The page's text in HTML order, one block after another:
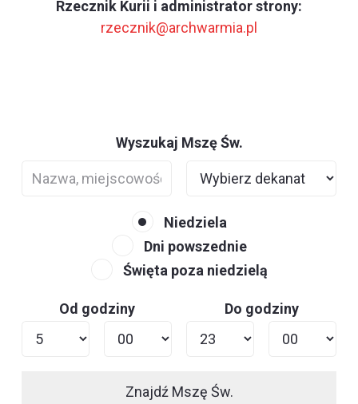
Rzecznik Kurii i administrator strony:
rzecznik@archwarmia.pl
Wyszukaj Mszę Św.
Niedziela
Dni powszednie
Święta poza niedzielą
Od godziny Do godziny
Znajdź Mszę Św.